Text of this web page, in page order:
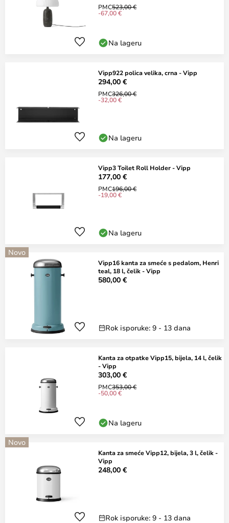
PMC523,00 €
-67,00 €
Na lageru
Vipp922 polica velika, crna - Vipp
294,00 €
PMC326,00 €
-32,00 €
Na lageru
Vipp3 Toilet Roll Holder - Vipp
177,00 €
PMC196,00 €
-19,00 €
Na lageru
Novo
Vipp16 kanta za smeće s pedalom, Henri
teal, 18 l, čelik - Vipp
580,00 €
Rok isporuke: 9 - 13 dana
Kanta za otpatke Vipp15, bijela, 14 l, čelik
- Vipp
303,00 €
PMC353,00 €
-50,00 €
Na lageru
Novo
Kanta za smeće Vipp12, bijela, 3 l, čelik -
Vipp
248,00 €
Rok isporuke: 9 - 13 dana